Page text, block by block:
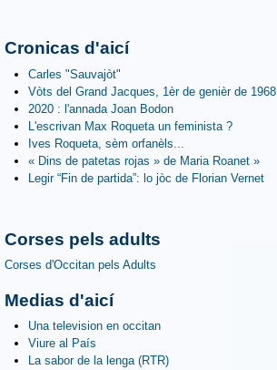
Cronicas d'aicí
Carles "Sauvajòt"
Vòts del Grand Jacques, 1èr de genièr de 1968
2020 : l'annada Joan Bodon
L'escrivan Max Roqueta un feminista ?
Ives Roqueta, sèm orfanèls...
« Dins de patetas rojas » de Maria Roanet »
Legir “Fin de partida”: lo jòc de Florian Vernet
Corses pels adults
Corses d'Occitan pels Adults
Medias d'aicí
Una television en occitan
Viure al País
La sabor de la lenga (RTR)